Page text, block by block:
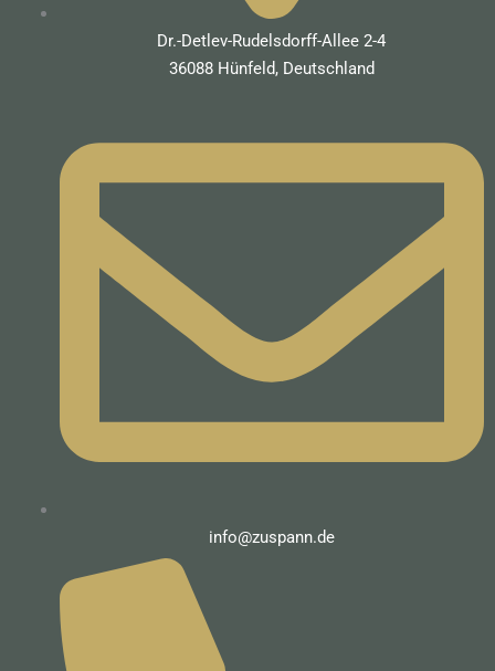
Dr.-Detlev-Rudelsdorff-Allee 2-4
36088 Hünfeld, Deutschland
info@zuspann.de